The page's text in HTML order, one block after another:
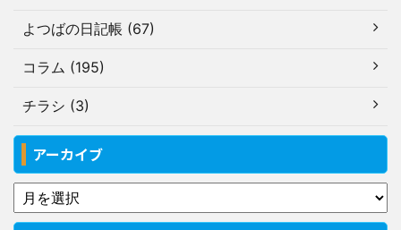
よつばの日記帳 (67)
コラム (195)
チラシ (3)
アーカイブ